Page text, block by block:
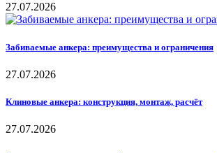
27.07.2026
Забиваемые анкера: преимущества и ограничения
27.07.2026
Клиновые анкера: конструкция, монтаж, расчёт
27.07.2026